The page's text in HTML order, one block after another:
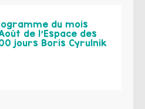
du mois
de l’Espace des
jours Boris Cyrulnik